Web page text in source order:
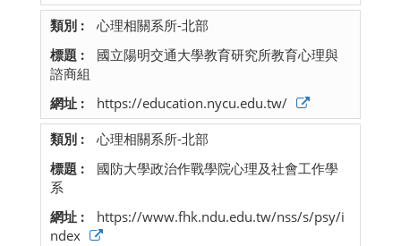
心理相關系所-北部
國立陽明交通大學教育研究所教育心理與
諮商組
https://education.nycu.edu.tw/
心理相關系所-北部
國防大學政治作戰學院心理及社會工作學
系
https://www.fhk.ndu.edu.tw/nss/s/psy/i
ndex